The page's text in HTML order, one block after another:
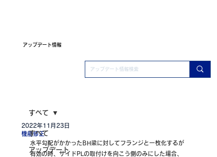
アップデート情報
すべて
アップデート
すべて
機能修正
2022年11月23日
水平勾配がかかったBH梁に対してフランジと一枚化するが
有効の時、サイドPLの取付けを向こう側のみにした場合、